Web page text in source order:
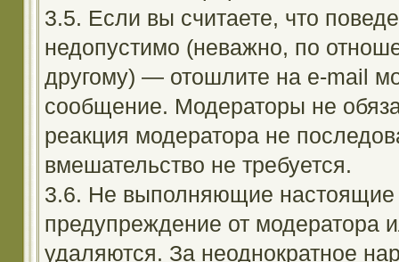
3.5. Если вы считаете, что
недопустимо (неважно, по
другому) — отошлите на e-mail
сообщение. Модераторы не
реакция модератора не
вмешательство не требуется.
3.6. Не выполняющие настоящие
предупреждение от модератора
удаляются. За неоднократное